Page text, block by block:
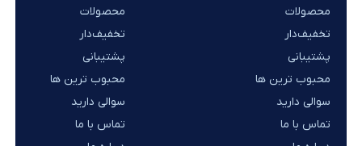
محصولات
تخفیف‌دار
پشتیبانی
محبوب ترین ها
سوالی دارید
تماس با ما
محصولات
تخفیف‌دار
پشتیبانی
محبوب ترین ها
سوالی دارید
تماس با ما